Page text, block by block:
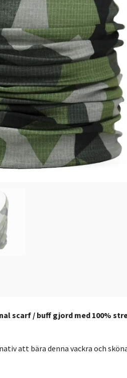
scarf / buff gjord med 100%
att bära denna vackra och